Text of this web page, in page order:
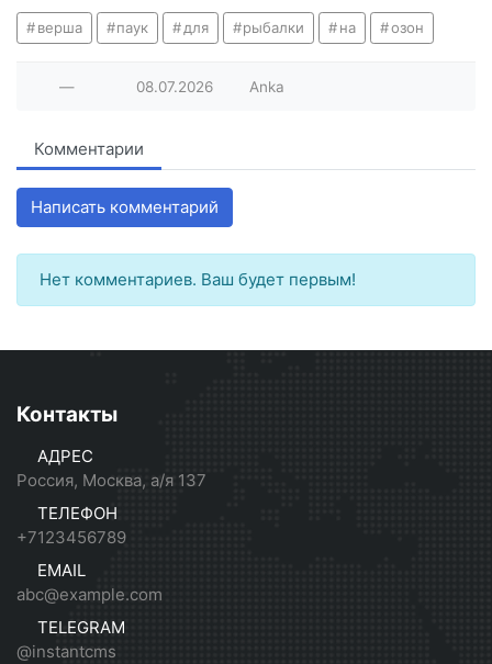
верша паук для рыбалки на озон
— 08.07.2026 Anka
Комментарии
Написать комментарий
Нет комментариев. Ваш будет первым!
Контакты
АДРЕС
Россия, Москва, а/я 137
ТЕЛЕФОН
+7123456789
EMAIL
abc@example.com
TELEGRAM
@instantcms